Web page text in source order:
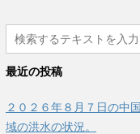
最近の投稿
２０２６年８月７日の中
域の洪水の状況。